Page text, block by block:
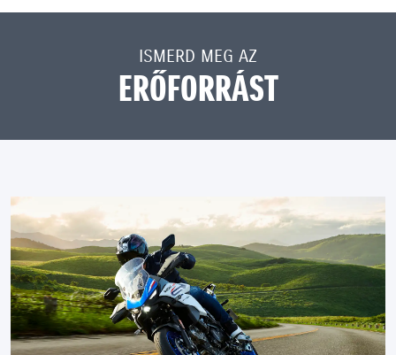
ISMERD MEG AZ
ERŐFORRÁST